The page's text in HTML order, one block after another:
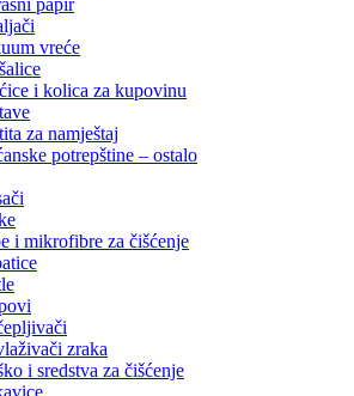
papir
vreće
i kolica za kupovinu
za namještaj
potrepštine – ostalo
i mikrofibre za čišćenje
zraka
i sredstva za čišćenje